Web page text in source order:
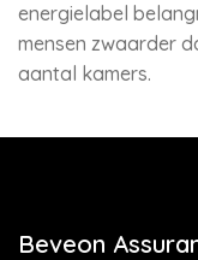
energielabel
mensen zwaarder
aantal kamers.
Beveon